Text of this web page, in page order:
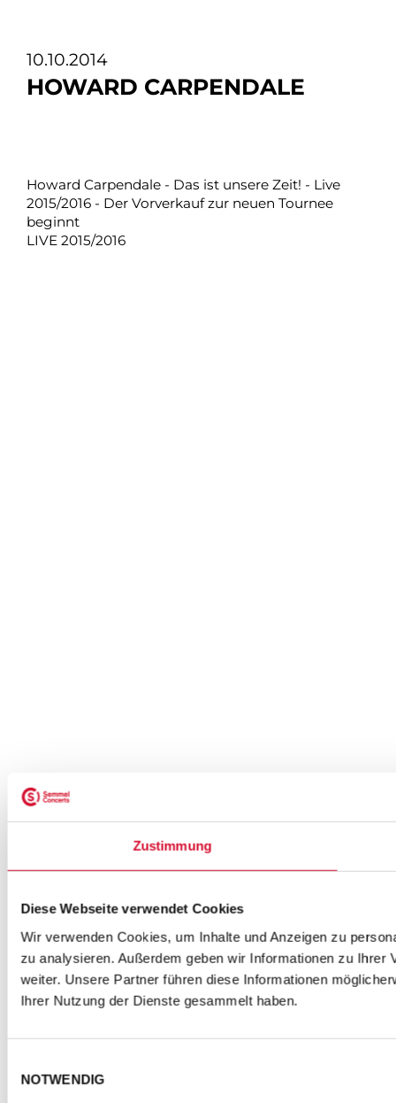
Zustimmung
Diese Webseite verwendet Cookies
Wir verwenden Cookies, um Inhalte und Anzeigen zu
zu analysieren. Außerdem geben wir Informationen zu
weiter. Unsere Partner führen diese Informationen
Ihrer Nutzung der Dienste gesammelt haben.
NOTWENDIG
10.10.2014
HOWARD CARPENDALE
Howard Carpendale - Das ist unsere Zeit! - Live
2015/2016 - Der Vorverkauf zur neuen Tournee
beginnt
LIVE 2015/2016
08.10.2014
MARIO ADORF LIEST
Berlin